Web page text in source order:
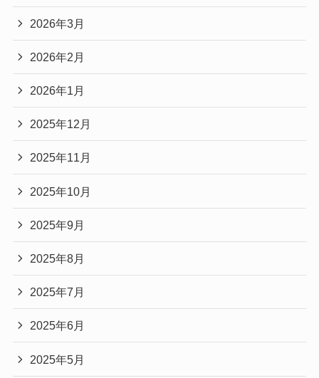
2026年3月
2026年2月
2026年1月
2025年12月
2025年11月
2025年10月
2025年9月
2025年8月
2025年7月
2025年6月
2025年5月